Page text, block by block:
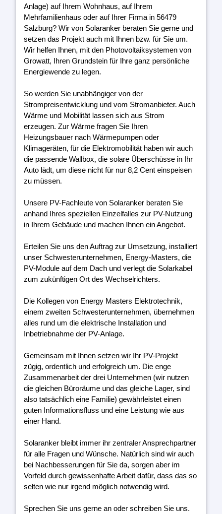
Anlage) auf Ihrem Wohnhaus, auf Ihrem
Mehrfamilienhaus oder auf Ihrer Firma in 56479
Salzburg? Wir von Solaranker beraten Sie gerne und
setzen das Projekt auch mit Ihnen bzw. für Sie um.
Wir helfen Ihnen, mit den Photovoltaiksystemen von
Growatt, Ihren Grundstein für Ihre ganz persönliche
Energiewende zu legen.
So werden Sie unabhängiger von der
Strompreisentwicklung und vom Stromanbieter. Auch
Wärme und Mobilität lassen sich aus Strom
erzeugen. Zur Wärme fragen Sie Ihren
Heizungsbauer nach Wärmepumpen oder
Klimageräten, für die Elektromobilität haben wir auch
die passende Wallbox, die solare Überschüsse in Ihr
Auto lädt, um diese nicht für nur 8,2 Cent einspeisen
zu müssen.
Unsere PV-Fachleute von Solaranker beraten Sie
anhand Ihres speziellen Einzelfalles zur PV-Nutzung
in Ihrem Gebäude und machen Ihnen ein Angebot.
Erteilen Sie uns den Auftrag zur Umsetzung, installiert
unser Schwesterunternehmen, Energy-Masters, die
PV-Module auf dem Dach und verlegt die Solarkabel
zum zukünftigen Ort des Wechselrichters.
Die Kollegen von Energy Masters Elektrotechnik,
einem zweiten Schwesterunternehmen, übernehmen
alles rund um die elektrische Installation und
Inbetriebnahme der PV-Anlage.
Gemeinsam mit Ihnen setzen wir Ihr PV-Projekt
zügig, ordentlich und erfolgreich um. Die enge
Zusammenarbeit der drei Unternehmen (wir nutzen
die gleichen Büroräume und das gleiche Lager, sind
also tatsächlich eine Familie) gewährleistet einen
guten Informationsfluss und eine Leistung wie aus
einer Hand.
Solaranker bleibt immer ihr zentraler Ansprechpartner
für alle Fragen und Wünsche. Natürlich sind wir auch
bei Nachbesserungen für Sie da, sorgen aber im
Vorfeld durch gewissenhafte Arbeit dafür, dass das so
selten wie nur irgend möglich notwendig wird.
Sprechen Sie uns gerne an oder schreiben Sie uns.